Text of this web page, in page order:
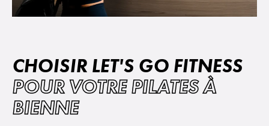
CHOISIR LET'S GO FITNESS
POUR VOTRE PILATES À
BIENNE